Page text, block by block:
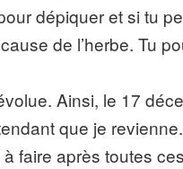
dépiquer et si tu
de l’herbe. Tu
Ainsi, le 17
que je
faire après toutes